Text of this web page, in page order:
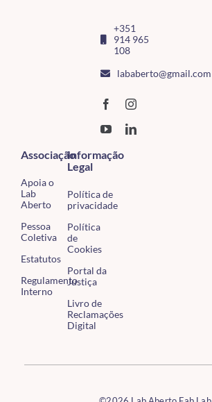
+351
914 965
108
lababerto@gmail.com
Associação
Apoia o
Lab
Aberto
Pessoa
Coletiva
Estatutos
Regulamento
Interno
Informação
Legal
Política de
privacidade
Política
de
Cookies
Portal da
Justiça
Livro de
Reclamações
Digital